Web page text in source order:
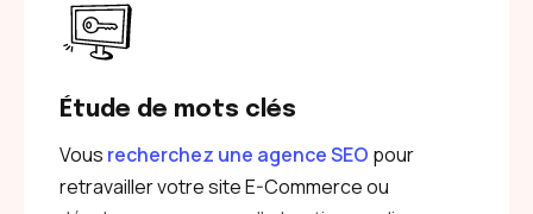
Étude de mots clés
Vous recherchez une agence SEO pour
retravailler votre site E-Commerce ou